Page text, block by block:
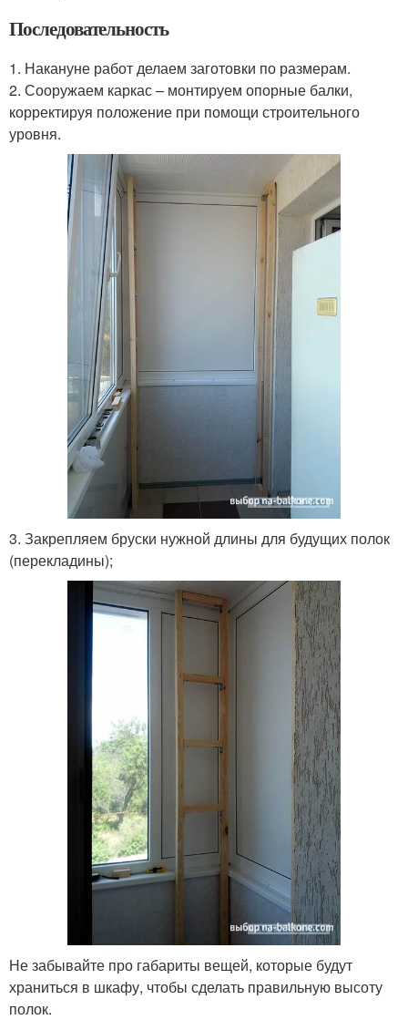
Последовательность
1. Накануне работ делаем заготовки по размерам.
2. Сооружаем каркас – монтируем опорные балки,
корректируя положение при помощи строительного
уровня.
3. Закрепляем бруски нужной длины для будущих полок
(перекладины);
Не забывайте про габариты вещей, которые будут
храниться в шкафу, чтобы сделать правильную высоту
полок.